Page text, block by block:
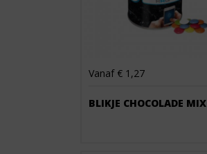
Vanaf € 1,27
BLIKJE CHOCOLADE MIX